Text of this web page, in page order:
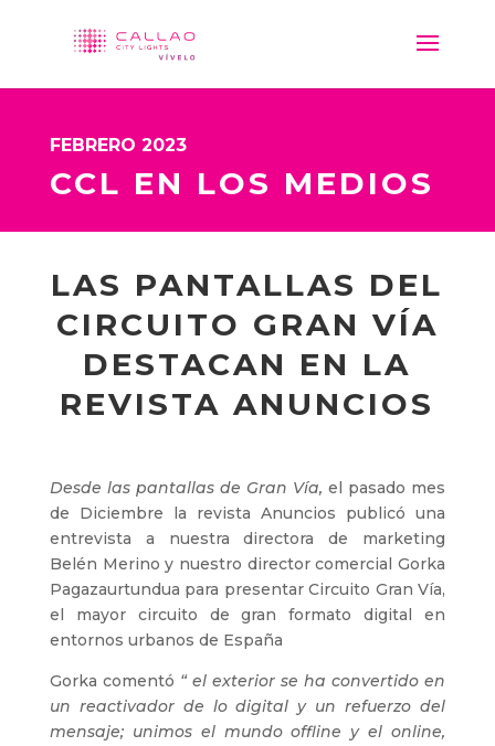
FEBRERO 2023
CCL EN LOS MEDIOS
LAS PANTALLAS DEL
CIRCUITO GRAN VÍA
DESTACAN EN LA
REVISTA ANUNCIOS
Desde las pantallas de Gran Vía,el pasado mes
de Diciembre la revista Anuncios publicó una
entrevista a nuestra directora de marketing
Belén Merino y nuestro director comercial Gorka
Pagazaurtundua para presentar Circuito Gran Vía,
el mayor circuito de gran formato digital en
entornos urbanos de España
Gorka comentó “ el exteriorse ha convertido en
un reactivador de lo digital y unrefuerzo del
mensaje; unimos el mundo offline y elonline,